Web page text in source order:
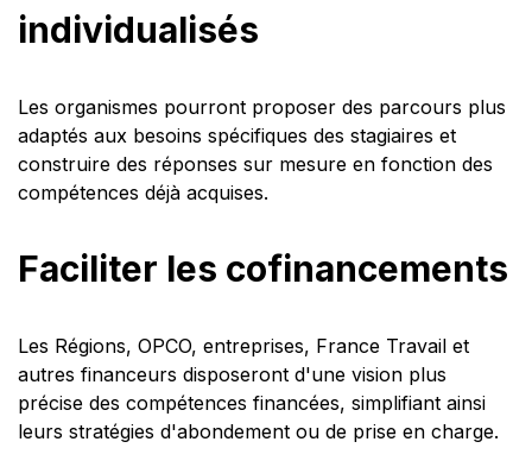
individualisés
Les organismes pourront proposer des parcours plus
adaptés aux besoins spécifiques des stagiaires et
construire des réponses sur mesure en fonction des
compétences déjà acquises.
Faciliter les cofinancements
Les Régions, OPCO, entreprises, France Travail et
autres financeurs disposeront d'une vision plus
précise des compétences financées, simplifiant ainsi
leurs stratégies d'abondement ou de prise en charge.